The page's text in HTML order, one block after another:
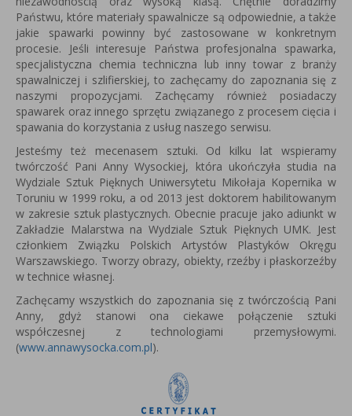
Państwu, które materiały spawalnicze są odpowiednie, a także
jakie spawarki powinny być zastosowane w konkretnym
procesie. Jeśli interesuje Państwa profesjonalna spawarka,
specjalistyczna chemia techniczna lub inny towar z branży
spawalniczej i szlifierskiej, to zachęcamy do zapoznania się z
naszymi propozycjami. Zachęcamy również posiadaczy
spawarek oraz innego sprzętu związanego z procesem cięcia i
spawania do korzystania z usług naszego serwisu.
Jesteśmy też mecenasem sztuki. Od kilku lat wspieramy
twórczość Pani Anny Wysockiej, która ukończyła studia na
Wydziale Sztuk Pięknych Uniwersytetu Mikołaja Kopernika w
Toruniu w 1999 roku, a od 2013 jest doktorem habilitowanym
w zakresie sztuk plastycznych. Obecnie pracuje jako adiunkt w
Zakładzie Malarstwa na Wydziale Sztuk Pięknych UMK. Jest
członkiem Związku Polskich Artystów Plastyków Okręgu
Warszawskiego. Tworzy obrazy, obiekty, rzeźby i płaskorzeźby
w technice własnej.
Zachęcamy wszystkich do zapoznania się z twórczością Pani
Anny, gdyż stanowi ona ciekawe połączenie sztuki
współczesnej z technologiami przemysłowymi.
(www.annawysocka.com.pl).